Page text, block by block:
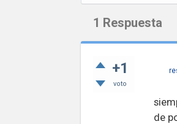
1 Respuesta
+1
voto
de